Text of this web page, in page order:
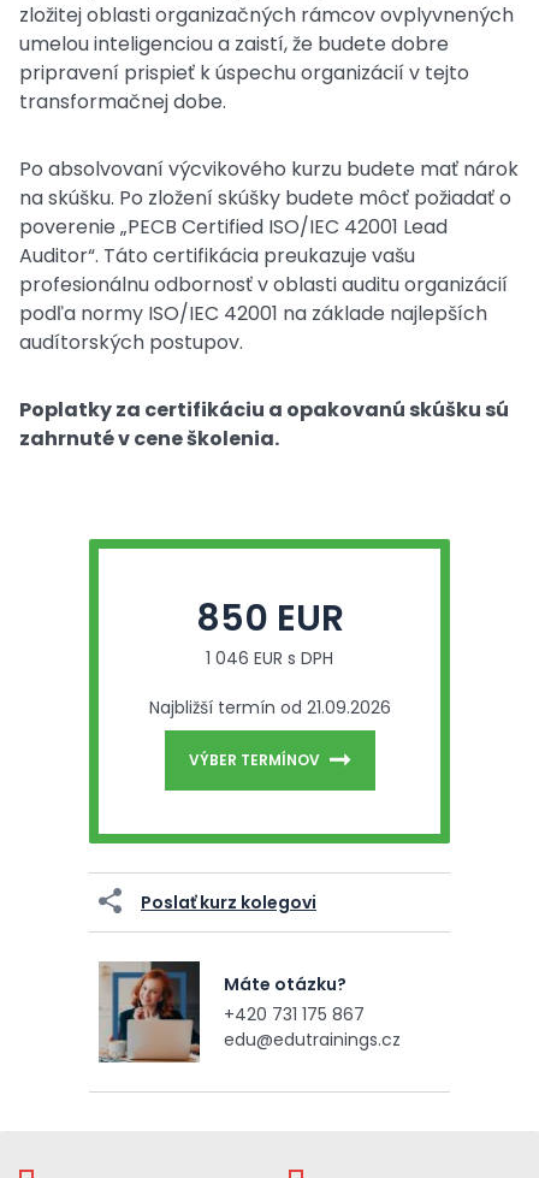
zložitej oblasti organizačných rámcov ovplyvnených
umelou inteligenciou a zaistí, že budete dobre
pripravení prispieť k úspechu organizácií v tejto
transformačnej dobe.
Po absolvovaní výcvikového kurzu budete mať nárok
na skúšku. Po zložení skúšky budete môcť požiadať o
poverenie „PECB Certified ISO/IEC 42001 Lead
Auditor“. Táto certifikácia preukazuje vašu
profesionálnu odbornosť v oblasti auditu organizácií
podľa normy ISO/IEC 42001 na základe najlepších
audítorských postupov.
Poplatky za certifikáciu a opakovanú skúšku sú
zahrnuté v cene školenia.
850 EUR
1 046 EUR s DPH
Najbližší termín od 21.09.2026
VÝBER TERMÍNOV
Poslať kurz kolegovi
Máte otázku?
+420 731 175 867
edu@edutrainings.cz